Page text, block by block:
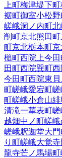
上町梅津堤下町
裾町御室小松野
嵯峨洞ノ内町北
削町京北熊田町
町京北栃本町京
槌町西院上今田
田町西院巽町西
今田町西院東
町嵯峨愛宕町嵯
町嵯峨小倉山
清滝一華表町嵯
越畑中ノ町嵯峨
嵯峨釈迦堂大門
り町嵯峨大覚
龍寺芒ノ馬場町